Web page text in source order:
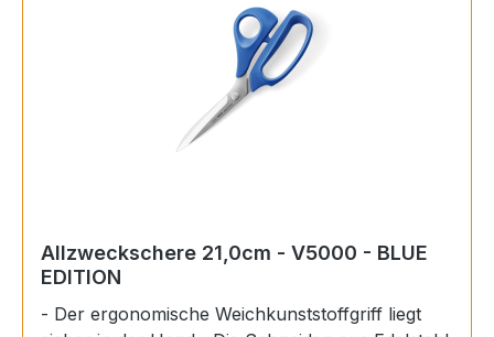
Allzweckschere 21,0cm - V5000 - BLUE
EDITION
- Der ergonomische Weichkunststoffgriff liegt